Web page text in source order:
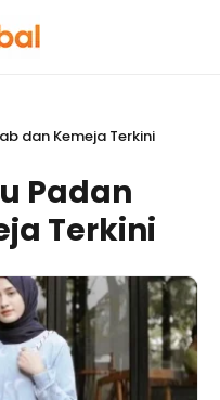
dan Kemeja Terkini
Padan
Terkini